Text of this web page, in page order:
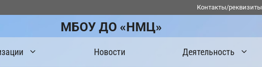
Контакты/реквизиты
МБОУ ДО «НМЦ»
Новости Деятельность